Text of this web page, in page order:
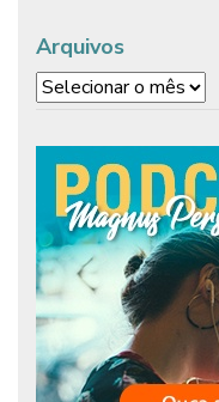
Arquivos
Arquivos